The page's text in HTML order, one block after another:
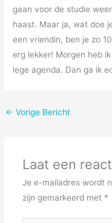
gaan voor de studie
haast. Maar ja, wat doe
een vriendin, ben je zo
erg lekker! Morgen heb
lege agenda. Dan ga ik
← Vorige Bericht
Laat een
Je e-mailadres wordt
zijn gemarkeerd met *